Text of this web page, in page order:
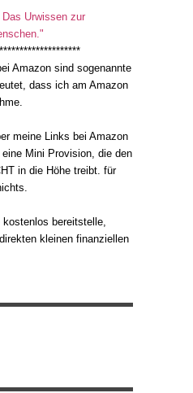
Urwissen zur
Amazon sind sogenannte
dass ich am Amazon
meine Links bei Amazon
Mini Provision, die den
in die Höhe treibt. für
bereitstelle,
kleinen finanziellen